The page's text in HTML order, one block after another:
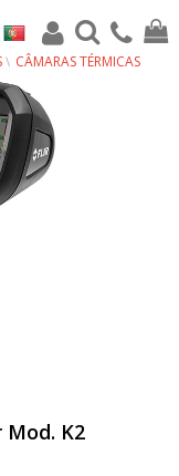
CÂMARAS TÉRMICAS
K2